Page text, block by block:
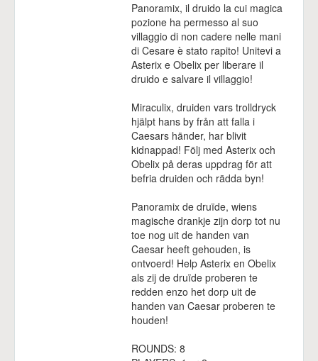
Panoramix, il druido la cui magica
pozione ha permesso al suo
villaggio di non cadere nelle mani
di Cesare è stato rapito! Unitevi a
Asterix e Obelix per liberare il
druido e salvare il villaggio!
Miraculix, druiden vars trolldryck
hjälpt hans by från att falla i
Caesars händer, har blivit
kidnappad! Följ med Asterix och
Obelix på deras uppdrag för att
befria druiden och rädda byn!
Panoramix de druïde, wiens
magische drankje zijn dorp tot nu
toe nog uit de handen van
Caesar heeft gehouden, is
ontvoerd! Help Asterix en Obelix
als zij de druïde proberen te
redden enzo het dorp uit de
handen van Caesar proberen te
houden!
ROUNDS: 8